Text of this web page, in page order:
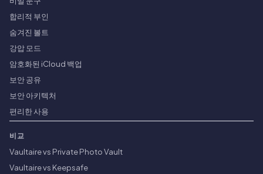
합리적 부인
숨겨진 볼트
강압 모드
암호화된 iCloud 백업
보안 공유
보안 아키텍처
편리한 사용
비교
Vaultaire vs Private Photo Vault
Vaultaire vs Keepsafe